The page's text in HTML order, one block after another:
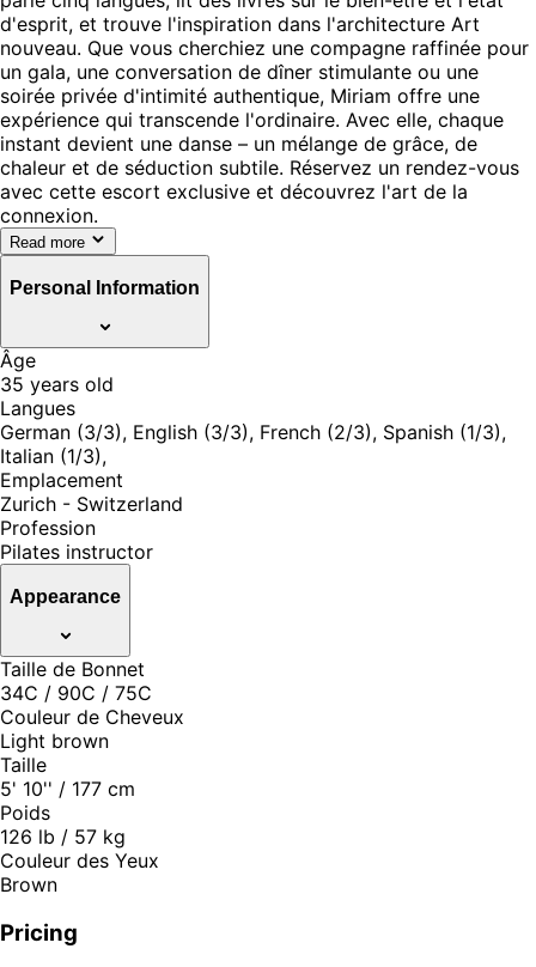
d'esprit, et trouve l'inspiration dans l'architecture Art
nouveau. Que vous cherchiez une compagne raffinée pour
un gala, une conversation de dîner stimulante ou une
soirée privée d'intimité authentique, Miriam offre une
expérience qui transcende l'ordinaire. Avec elle, chaque
instant devient une danse – un mélange de grâce, de
chaleur et de séduction subtile. Réservez un rendez-vous
avec cette escort exclusive et découvrez l'art de la
connexion.
Read more
Personal Information
Âge
35 years old
Langues
German (3/3), English (3/3), French (2/3), Spanish (1/3),
Italian (1/3),
Emplacement
Zurich - Switzerland
Profession
Pilates instructor
Appearance
Taille de Bonnet
34C / 90C / 75C
Couleur de Cheveux
Light brown
Taille
5' 10'' / 177 cm
Poids
126 lb / 57 kg
Couleur des Yeux
Brown
Pricing